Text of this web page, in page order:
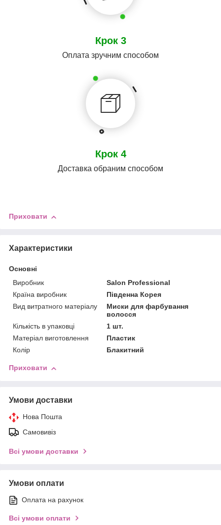
Крок 3
Оплата зручним способом
Крок 4
Доставка обраним способом
Приховати
Характеристики
Основні
Виробник
Salon Professional
Країна виробник
Південна Корея
Вид витратного матеріалу
Миски для фарбування
волосся
Кількість в упаковці
1 шт.
Матеріал виготовлення
Пластик
Колір
Блакитний
Приховати
Умови доставки
Нова Пошта
Самовивіз
Всі умови доставки
Умови оплати
Оплата на рахунок
Всі умови оплати